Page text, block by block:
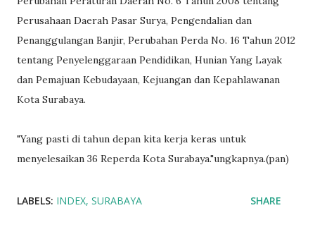
Perusahaan Daerah Pasar Surya, Pengendalian dan
Penanggulangan Banjir, Perubahan Perda No. 16 Tahun 2012
tentang Penyelenggaraan Pendidikan, Hunian Yang Layak
dan Pemajuan Kebudayaan, Kejuangan dan Kepahlawanan
Kota Surabaya.
"Yang pasti di tahun depan kita kerja keras untuk
menyelesaikan 36 Reperda Kota Surabaya."ungkapnya.(pan)
LABELS: INDEX SURABAYA SHARE